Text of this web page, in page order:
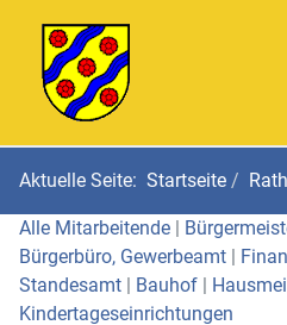
Aktuelle Seite: Startseite
Alle Mitarbeitende |
Bürgerbüro, Gewerbeamt |
Standesamt | Bauhof |
Kindertageseinrichtungen